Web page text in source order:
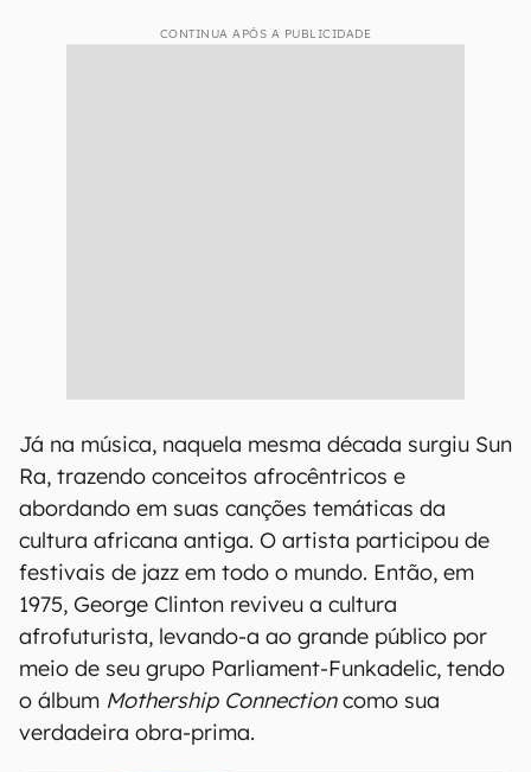
CONTINUA APÓS A PUBLICIDADE
Já na música, naquela mesma década surgiu Sun
Ra, trazendo conceitos afrocêntricos e
abordando em suas canções temáticas da
cultura africana antiga. O artista participou de
festivais de jazz em todo o mundo. Então, em
1975, George Clinton reviveu a cultura
afrofuturista, levando-a ao grande público por
meio de seu grupo Parliament-Funkadelic, tendo
o álbum Mothership Connectioncomo sua
verdadeira obra-prima.